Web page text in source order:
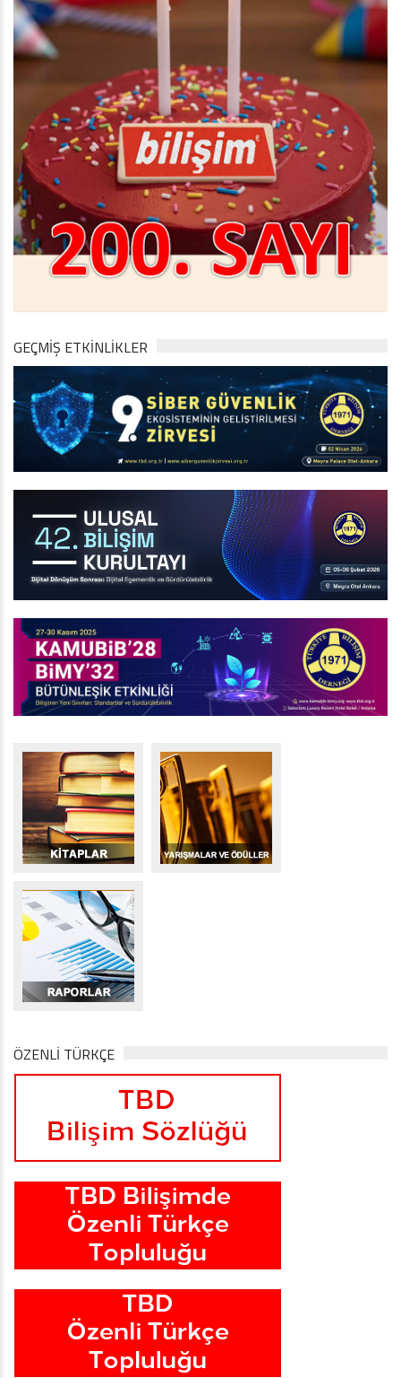
GEÇMİŞ ETKİNLİKLER
ÖZENLİ TÜRKÇE